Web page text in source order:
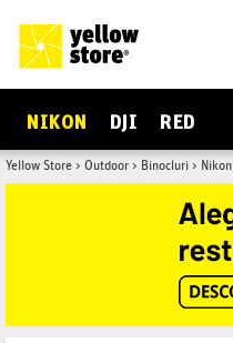
NIKON DJI RED
Yellow Store>Outdoor> Binocluri>